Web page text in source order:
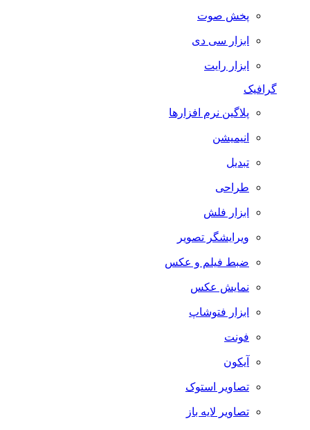
پخش صوت
ابزار سی دی
ابزار رایت
گرافیک
پلاگین نرم افزارها
انیمیشن
تبدیل
طراحی
ابزار فلش
ویرایشگر تصویر
ضبط فيلم و عكس
نمایش عکس
ابزار فتوشاپ
فونت
آیکون
تصاویر استوک
تصاویر لایه باز